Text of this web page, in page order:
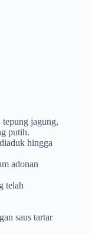
tepung jagung,
putih.
hingga
adonan
telah
saus tartar